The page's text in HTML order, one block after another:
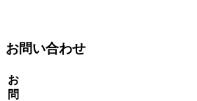
お問い合わせ
お
問